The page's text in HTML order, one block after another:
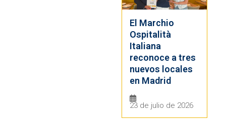
El Marchio
Ospitalità
Italiana
reconoce a tres
nuevos locales
en Madrid
23 de julio de 2026